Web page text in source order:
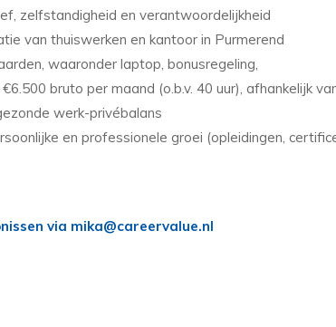
zelfstandigheid en verantwoordelijkheid
van thuiswerken en kantoor in Purmerend
waaronder laptop, bonusregeling,
bruto per maand (o.b.v. 40 uur), afhankelijk
werk-privébalans
en professionele groei (opleidingen,
via mika@careervalue.nl